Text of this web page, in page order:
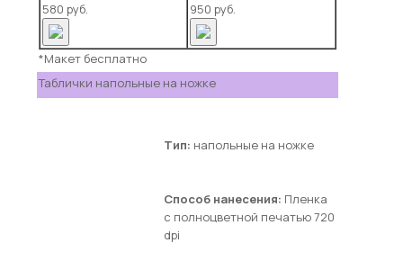
580 руб.
950 руб.
*Макет бесплатно
Таблички напольные на ножке
Тип: напольные на ножке
Способ нанесения: Пленка
с полноцветной печатью 720
dpi